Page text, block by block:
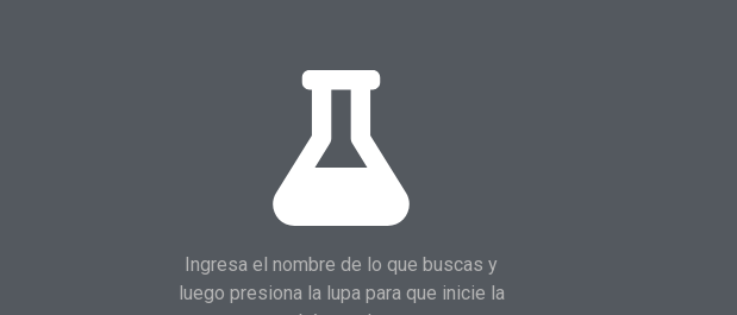
Ingresa el nombre de lo que buscas y
luego presiona la lupa para que inicie la